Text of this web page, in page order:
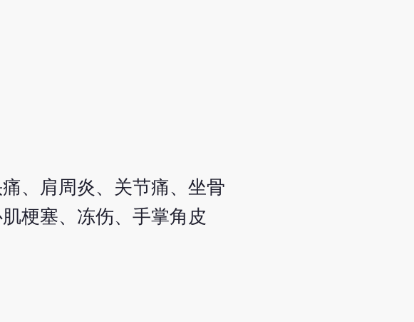
、肩周炎、关节痛、坐骨
梗塞、冻伤、手掌角皮